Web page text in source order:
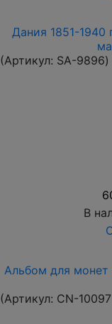
Дания 1851-1940
(Артикул: SA-9896)
В
Альбом для
(Артикул: CN-